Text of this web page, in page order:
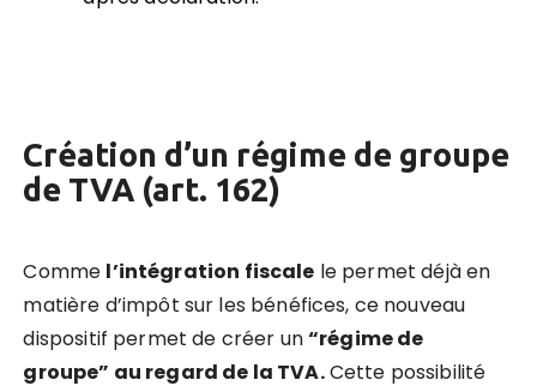
Création d ’un régime de groupe
de TVA (art. 162)
Comme l’intégration fiscale le permet déjà en
matière d’impôt sur les bénéfices, ce nouveau
dispositif permet de créer un“régime de
groupe” au regard de la TVA.Cette possibilité